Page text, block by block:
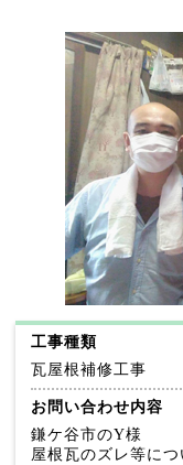
工事種類
瓦屋根補修工事
お問い合わせ内容
鎌ケ谷市のY様
屋根瓦のズレ等に